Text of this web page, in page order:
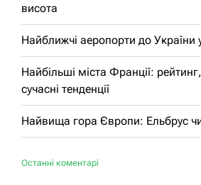
висота
Найближчі аеропорти до України
Найбільші міста Франції:
сучасні тенденції
Найвища гора Європи: Ельбрус
Останні коментарі